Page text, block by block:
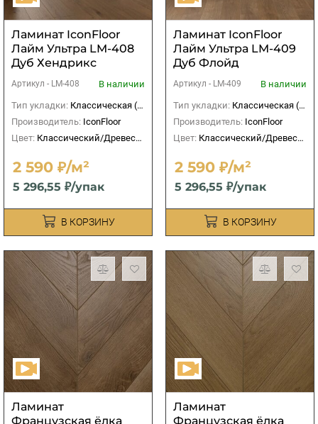
Ламинат IconFloor
Лайм Ультра LM-408
Дуб Хендрикс
Артикул - LM-408
В наличии
Тип укладки: Классическая (прямая)
Производитель: IconFloor
Цвет: Классический/Древесный
2 590 ₽/м²
5 296,55 ₽/упак
В КОРЗИНУ
Ламинат IconFloor
Лайм Ультра LM-409
Дуб Флойд
Артикул - LM-409
В наличии
Тип укладки: Классическая (прямая)
Производитель: IconFloor
Цвет: Классический/Древесный
2 590 ₽/м²
5 296,55 ₽/упак
В КОРЗИНУ
Ламинат
Французская ёлка
Ламинат
Французская ёлка